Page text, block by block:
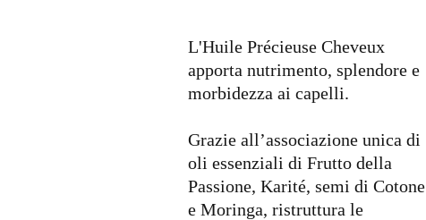
L'Huile Précieuse Cheveux
apporta nutrimento, splendore e
morbidezza ai capelli.
Grazie all’associazione unica di
oli essenziali di Frutto della
Passione, Karité, semi di Cotone
e Moringa, ristruttura le